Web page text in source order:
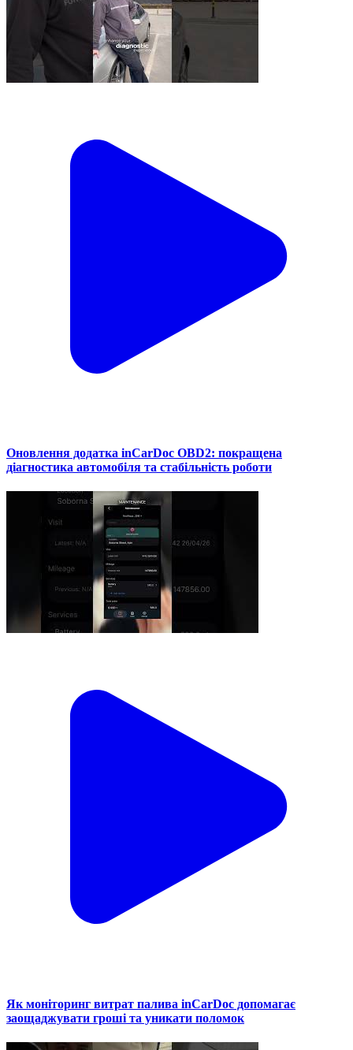
Оновлення додатка inCarDoc OBD2: покращена
діагностика автомобіля та стабільність роботи
Як моніторинг витрат палива inCarDoc допомагає
заощаджувати гроші та уникати поломок